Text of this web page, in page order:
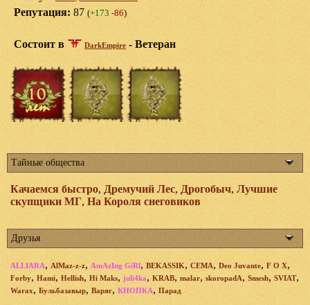
Репутация: 87 (+173 -86)
Состоит в DarkEmpire - Ветеран
Тайные общества
Качаемся быстро, Дремучий Лес, Дрогобыч, Лучшие
скупщики МГ, На Короля снеговиков
Друзья
ALLIARA, AlMaz-z-z, AmAzIng GiRl, BEKASSIK, CEMA, Deo Juvante, F O X,
Forby, Hami, Hellish, Hi Maks, juli4ka, KRAB, malar, skoropadA, Smesh, SVIAT,
Warax, Бульбазавыр, Варяг, КНОПКА, Парад